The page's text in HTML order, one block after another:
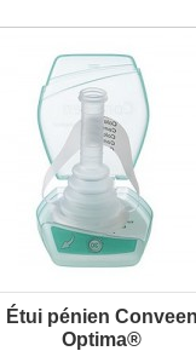
Étui pénien
Optima®
PLUS D'INFORMATION